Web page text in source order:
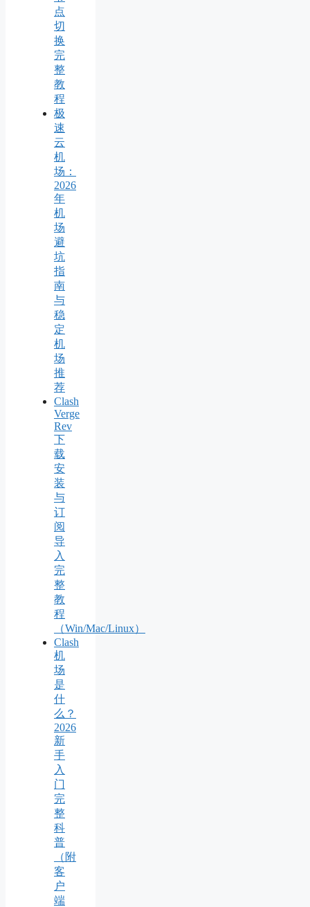
点
切
换
完
整
教
程
极
速
云
机
场：
2026
年
机
场
避
坑
指
南
与
稳
定
机
场
推
荐
Clash
Verge
Rev
下
载
安
装
与
订
阅
导
入
完
整
教
程
（Win/Mac/Linux）
Clash
机
场
是
什
么？
2026
新
手
入
门
完
整
科
普
（附
客
户
端